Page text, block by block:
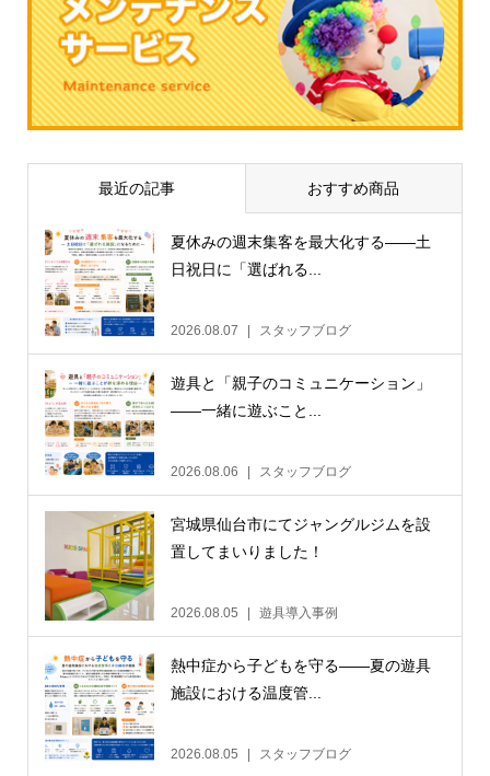
最近の記事 おすすめ商品
夏休みの週末集客を最大化する——土
日祝日に「選ばれる...
2026.08.07 スタッフブログ
遊具と「親子のコミュニケーション」
——一緒に遊ぶこと...
2026.08.06 スタッフブログ
宮城県仙台市にてジャングルジムを設
置してまいりました！
2026.08.05 遊具導入事例
熱中症から子どもを守る——夏の遊具
施設における温度管...
2026.08.05 スタッフブログ